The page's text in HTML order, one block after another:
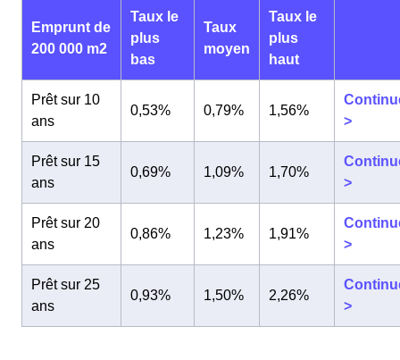
Emprunt de
200 000 m2
Taux le
plus
bas
Taux
moyen
Taux le
plus
haut
Prêt sur 10
ans
0,53% 0,79% 1,56%
>
Prêt sur 15
ans
0,69% 1,09% 1,70%
>
Prêt sur 20
ans
0,86% 1,23% 1,91%
>
Prêt sur 25
ans
0,93% 1,50% 2,26%
>